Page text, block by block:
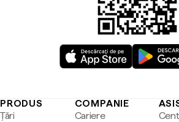
PRODUS
Țări
COMPANIE
Cariere